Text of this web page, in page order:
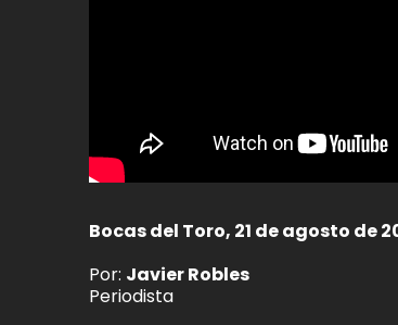
Bocas del Toro, 21 de agosto de
Por: Javier Robles
Periodista